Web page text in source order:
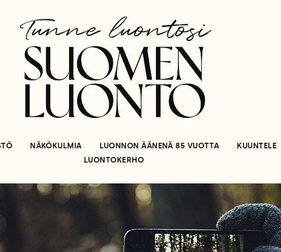
NÄKÖKULMIA LUONNON ÄÄNENÄ 85 VUOTTA KUUNTELE
LUONTOKERHO